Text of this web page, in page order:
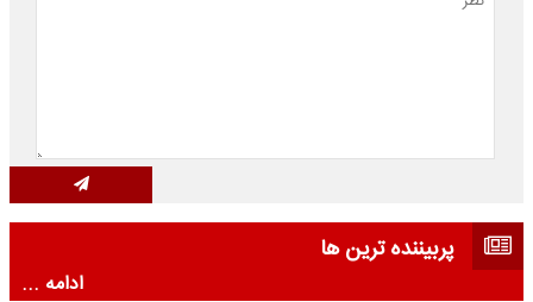
پربیننده ترین ها
ادامه ...